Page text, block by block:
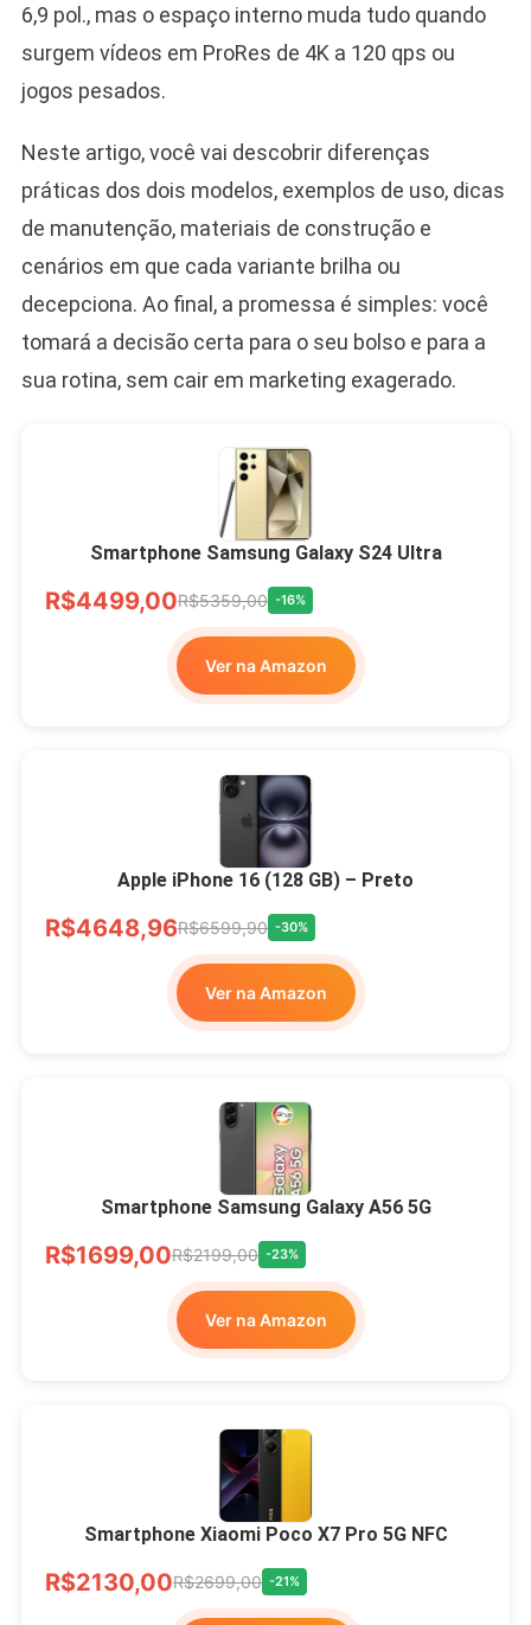
6,9 pol., mas o espaço interno muda tudo quando
surgem vídeos em ProRes de 4K a 120 qps ou
jogos pesados.
Neste artigo, você vai descobrir diferenças
práticas dos dois modelos, exemplos de uso, dicas
de manutenção, materiais de construção e
cenários em que cada variante brilha ou
decepciona. Ao final, a promessa é simples: você
tomará a decisão certa para o seu bolso e para a
sua rotina, sem cair em marketing exagerado.
Smartphone Samsung Galaxy S24 Ultra
R$4499,00R$5359,00 -16%
Ver na Amazon
Apple iPhone 16 (128 GB) – Preto
R$4648,96R$6599,90 -30%
Ver na Amazon
Smartphone Samsung Galaxy A56 5G
R$1699,00R$2199,00 -23%
Ver na Amazon
Smartphone Xiaomi Poco X7 Pro 5G NFC
R$2130,00R$2699,00 -21%